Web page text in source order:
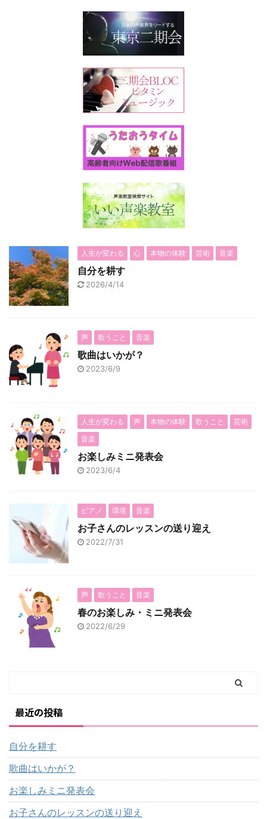
人生が変わる 心 本物の体験 芸術 音楽
自分を耕す
2026/4/14
声 歌うこと 音楽
歌曲はいかが？
2023/6/9
人生が変わる 声 本物の体験 歌うこと
芸術
音楽
お楽しみミニ発表会
2023/6/4
ピアノ 環境 音楽
お子さんのレッスンの送り迎え
2022/7/31
声 歌うこと 音楽
春のお楽しみ・ミニ発表会
2022/6/29
最近の投稿
自分を耕す
歌曲はいかが？
お楽しみミニ発表会
お子さんのレッスンの送り迎え